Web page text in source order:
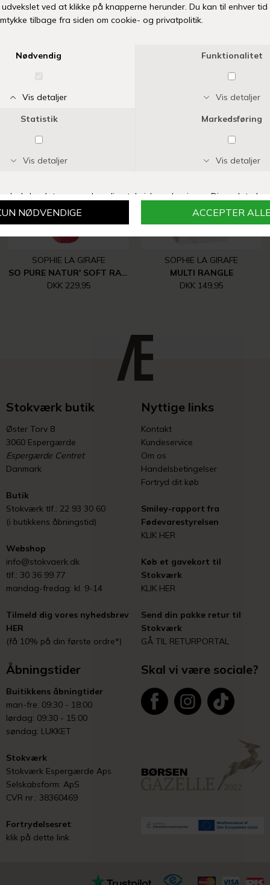
Fri fragt over 399 kr Levering 1-3 hverdage 14 dages fuld returret
Vi anbefaler også
SOPHIE LA GIRAFE
SO PURE NATUR' SOFT RATTLE
DKK 229,95
SOPHIE LA GIRAFE
MULTI RANGLE
DKK 149,95
Stokværk butik
Øster Torv 8
3060 Espergærde
Espergærde Centret
Danmark
Butik
Stokværk tlf.: 22 93 30 60
(i butikkens åbningstid)
Webshop
info@stokvaerk.dk
tlf.: 30 36 99 77
mandag-fredag: kl. 9-14
Tilmeld dig vores nyhedsbrev
HER
(få 10% på din første ordre*)
Nyttige links
Kontakt
Kundeservice
Om os
Handelsbetingelser
Fortryd dit køb
Smiley-rapport fra
Fødevarestyrelsen
KLIK HER
Køb et gavekort til
Stokværk
KLIK HER
Send din pakke retur til
Stokværk
GÅ TIL RETURPORTAL
Åbningstider
Buitikkens åbningtider
man-fre: 09:30 - 18:00
lørdag: 09:30 - 15:00
søndag: LUKKET
Stokværk
Stokværk Espergærde Aps
Selskabsform: ApS
CVR nr.: 38360469
Fortrydelsesret:
klik på dette link
Skal vi være sociale?